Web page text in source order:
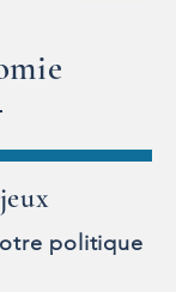
politique